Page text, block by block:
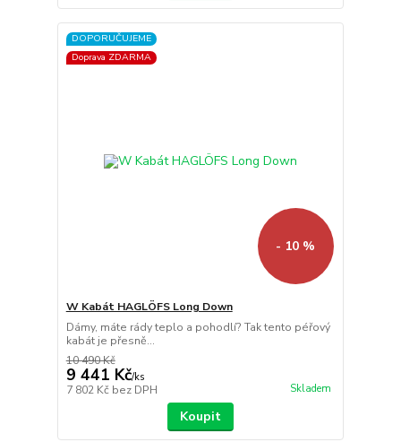
DOPORUČUJEME
Doprava ZDARMA
- 10 %
W Kabát HAGLÖFS Long Down
Dámy, máte rády teplo a pohodlí? Tak tento péřový
kabát je přesně...
10 490 Kč
9 441 Kč/ks
7 802 Kč bez DPH Skladem
Koupit